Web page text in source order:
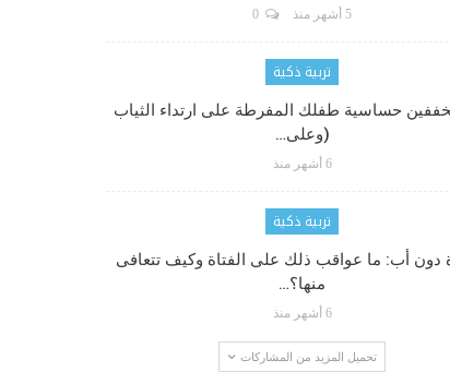
5 أشهر منذ
تربية ذكية
حساسية طفلك المفرطة على ارتداء الثياب
(وعلى…
6 أشهر منذ
تربية ذكية
دون أب: ما عواقب ذلك على الفتاة وكيف تتعافى
منها؟…
6 أشهر منذ
تحميل المزيد من المشاركات